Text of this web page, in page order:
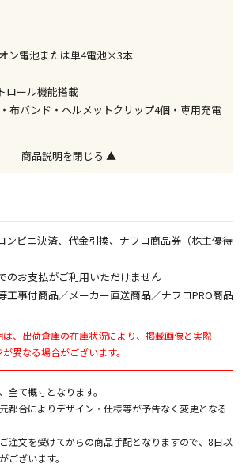
法の代金引換は選択できません。
はできません。
でお届けする商品です（店舗受取は選択でき
・店舗受取」「宅配のみ」マークの商品のみ
が可能です
までのご注文確定した商品については、当日に
明けからの出荷対応となります。
代金も含まれた商品です
品です。金額・施工日はお打ち合わせの上、
ります。
品です。金額・施工日はお打ち合わせの上、
ります。
ン電池または単4電池×3本
ロール機能搭載
布バンド・ヘルメットクリップ4個・専用充電
商品説明を閉じる ▲
ンビニ決済、代金引換、ナフコ商品券（株主優待
のお支払がご利用いただけません
工事付商品／メーカー直送商品／ナフコPRO商品
、出荷倉庫の在庫状況により、掲載画像と実際
異なる場合がございます。
て概寸となります。
都合によりデザイン・仕様等が予告なく変更となる
注文を受けてからの商品手配となりますので、8日以
ございます。